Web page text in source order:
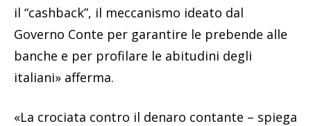
il “cashback”, il meccanismo ideato dal
Governo Conte per garantire le prebende alle
banche e per profilare le abitudini degli
italiani» afferma.
«La crociata contro il denaro contante – spiega